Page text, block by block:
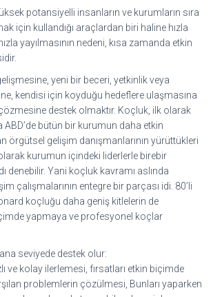
potansiyelli insanların ve kurumların sıra
için kullandığı araçlardan biri haline hızla
yayılmasının nedeni, kısa zamanda etkin
yeni bir beceri, yetkinlik veya
kendisi için koyduğu hedeflere ulaşmasına
destek olmaktır. Koçluk, ilk olarak
ABD’de bütün bir kurumun daha etkin
örgütsel gelişim danışmanlarının yürüttükleri
kurumun içindeki liderlerle birebir
denebilir. Yani koçluk kavramı aslında
çalışmalarının entegre bir parçası idi. 80’li
koçluğu daha geniş kitlelerin de
yapmaya ve profesyonel koçlar
seviyede destek olur:
ve kolay ilerlemesi, fırsatları etkin biçimde
problemlerin çözülmesi, Bunları yaparken